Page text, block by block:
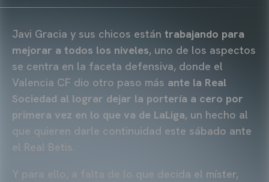
Javi Gracia y sus chicos están trabajando para
mejorar a todos los niveles, uno de los aspectos
se centra en la faceta defensiva, donde el
Valencia CF dio otro paso más ante la Real
Sociedad al lograr dejar la portería a cero por
primera vez en lo que va de LaLiga, un hecho al
que quieren darle continuidad este sábado ante
el Real Betis.
Y para ello, a falta de lo que decida el míster,